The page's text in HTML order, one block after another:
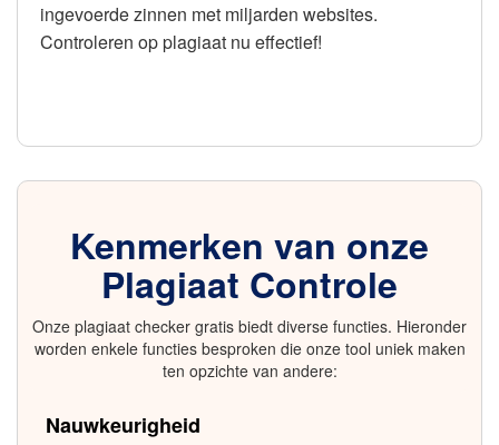
ingevoerde zinnen met miljarden websites.
Controleren op plagiaat nu effectief!
Kenmerken van onze
Plagiaat Controle
Onze plagiaat checker gratis biedt diverse functies. Hieronder
worden enkele functies besproken die onze tool uniek maken
ten opzichte van andere:
Nauwkeurigheid